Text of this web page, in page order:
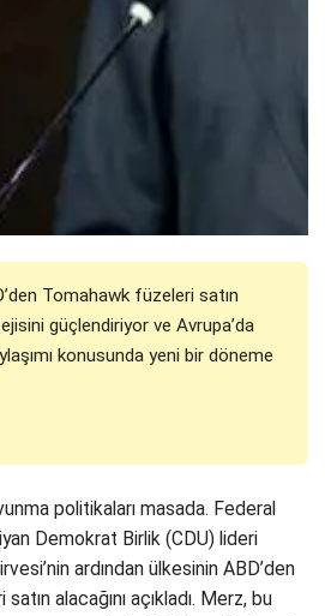
Tomahawk füzeleri satın
güçlendiriyor ve Avrupa’da
konusunda yeni bir döneme
politikaları masada. Federal
Demokrat Birlik (CDU) lideri
ardından ülkesinin ABD’den
alacağını açıkladı. Merz, bu